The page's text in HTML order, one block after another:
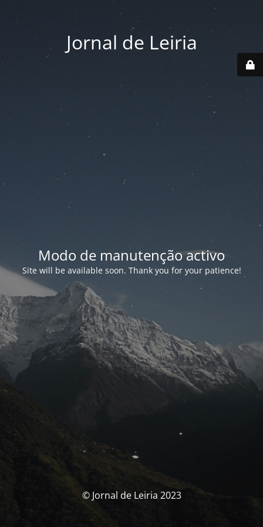
Jornal de Leiria
Modo de manutenção activo
Site will be available soon. Thank you for your patience!
© Jornal de Leiria 2023